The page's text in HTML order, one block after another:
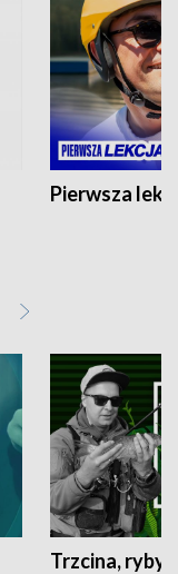
Pierwsza
Trzcina, ryby